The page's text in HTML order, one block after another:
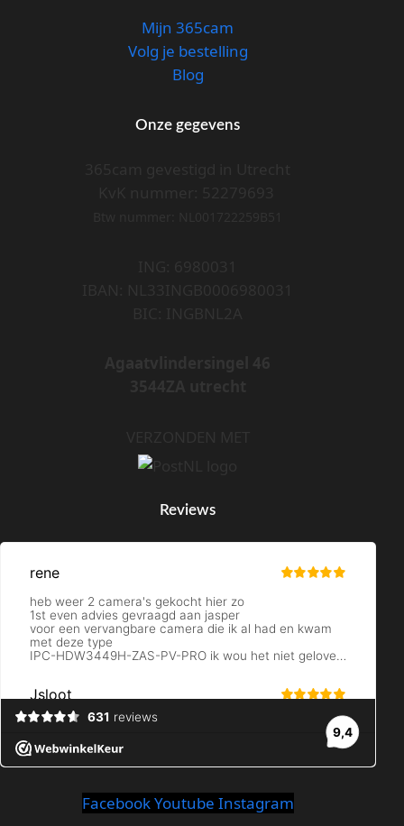
Mijn 365cam
Volg je bestelling
Blog
Onze gegevens
Reviews
FacebookYoutube Instagram